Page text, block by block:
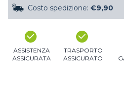
Costo spedizione: €9,90
ASSISTENZA
ASSICURATA
TRASPORTO
ASSICURATO